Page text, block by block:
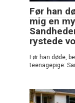
Før han
mig en
rystede
Før han døde,
teenagepige: